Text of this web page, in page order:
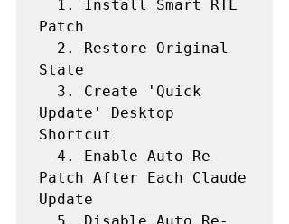
Patch
State
Update' Desktop
Shortcut
Patch After Each Claude
Update